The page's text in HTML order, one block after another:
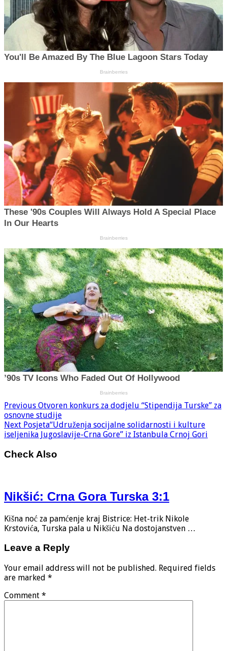
Previous Otvoren konkurs za dodjelu “Stipendija Turske” za
osnovne studije
Next Posjeta“Udruženja socijalne solidarnosti i kulture
iseljenika Jugoslavije-Crna Gore” iz Istanbula Crnoj Gori
Check Also
Nikšić: Crna Gora Turska 3:1
Kišna noć za pamćenje kraj Bistrice: Het-trik Nikole
Krstovića, Turska pala u Nikšiću Na dostojanstven …
Leave a Reply
Your email address will not be published. Required fields
are marked *
Comment *